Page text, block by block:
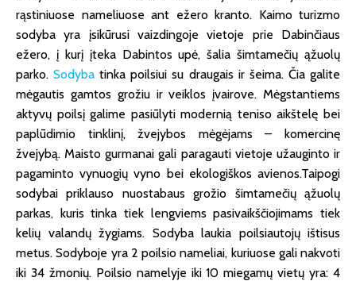
rąstiniuose nameliuose ant ežero kranto. Kaimo turizmo
sodyba yra įsikūrusi vaizdingoje vietoje prie Dabinčiaus
ežero, į kurį įteka Dabintos upė, šalia šimtamečių ąžuolų
parko.Sodyba tinka poilsiui su draugais ir šeima. Čia galite
mėgautis gamtos grožiu ir veiklos įvairove. Mėgstantiems
aktyvų poilsį galime pasiūlyti modernią teniso aikštelę bei
paplūdimio tinklinį, žvejybos mėgėjams – komercinę
žvejybą. Maisto gurmanai gali paragauti vietoje užauginto ir
pagaminto vynuogių vyno bei ekologiškos avienos.Taipogi
sodybai priklauso nuostabaus grožio šimtamečių ąžuolų
parkas, kuris tinka tiek lengviems pasivaikščiojimams tiek
kelių valandų žygiams. Sodyba laukia poilsiautojų ištisus
metus. Sodyboje yra 2 poilsio nameliai, kuriuose gali nakvoti
iki 34 žmonių. Poilsio namelyje iki 10 miegamų vietų yra: 4